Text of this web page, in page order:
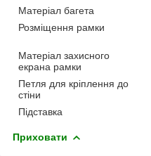
Матеріал багета
Розміщення рамки
Матеріал захисного
екрана рамки
Петля для кріплення до
стіни
Підставка
Приховати